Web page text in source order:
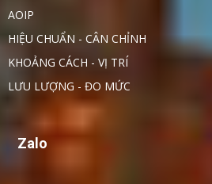
AOIP
HIỆU CHUẨN - CÂN CHỈNH
KHOẢNG CÁCH - VỊ TRÍ
LƯU LƯỢNG - ĐO MỨC
Zalo